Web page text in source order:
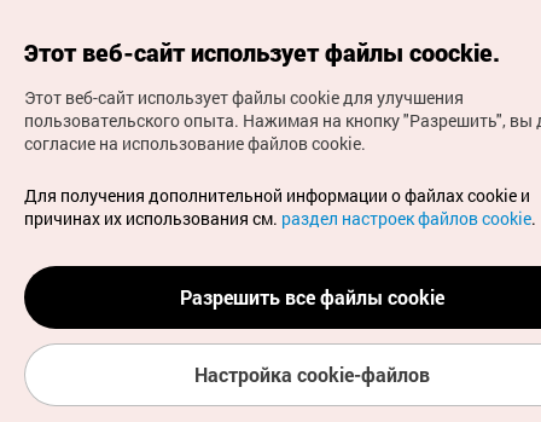
(с) Национальная организация туризма Кореи Все
права защищены
Для извещения об ошибках и проблемах, связанных с
работой веб-сайта, направляйте ваши запросы на
официальный адрес электронной почты
russian@knto.or.kr
Этот веб-сайт использует файлы coockie.
Этот веб-сайт использует файлы cookie для улучшения
пользовательского опыта. Нажимая на кнопку "Разрешить", вы
согласие на использование файлов cookie.
Для получения дополнительной информации о файлах cookie и
причинах их использования см. раздел настроек файлов cookie.
Разрешить все файлы cookie
Настройка cookie-файлов